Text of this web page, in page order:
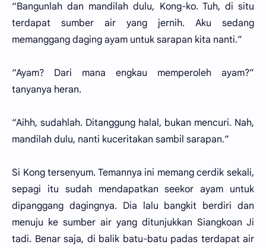
“Bangunlah dan mandilah dulu, Kong-ko. Tuh, di situ
terdapat sumber air yang jernih. Aku sedang
memanggang daging ayam untuk sarapan kita nanti.”
“Ayam? Dari mana engkau memperoleh ayam?”
tanyanya heran.
“Aihh, sudahlah. Ditanggung halal, bukan mencuri. Nah,
mandilah dulu, nanti kuceritakan sambil sarapan.”
Si Kong tersenyum. Temannya ini memang cerdik sekali,
sepagi itu sudah mendapatkan seekor ayam untuk
dipanggang dagingnya. Dia lalu bangkit berdiri dan
menuju ke sumber air yang ditunjukkan Siangkoan Ji
tadi. Benar saja, di balik batu-batu padas terdapat air